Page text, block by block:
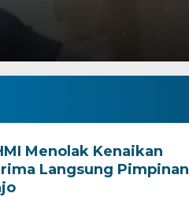
Menolak Kenaikan
Langsung Pimpinan